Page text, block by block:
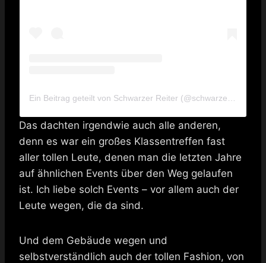
Das dachten irgendwie auch alle anderen,
denn es war ein großes Klassentreffen fast
aller tollen Leute, denen man die letzten Jahre
auf ähnlichen Events über den Weg gelaufen
ist. Ich liebe solch Events – vor allem auch der
Leute wegen, die da sind.
Und dem Gebäude wegen und
selbstverständlich auch der tollen Fashion, von